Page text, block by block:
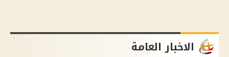
الاخبار العامة